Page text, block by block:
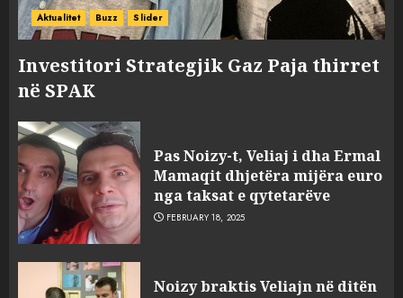
Aktualitet Buzz Slider
Investitori Strategjik Gaz Paja thirret
në SPAK
Pas Noizy-t, Veliaj i dha Ermal
Mamaqit dhjetëra mijëra euro
nga taksat e qytetarëve
FEBRUARY 18, 2025
Noizy braktis Veliajn në ditën
sulmuan “One Albania”,